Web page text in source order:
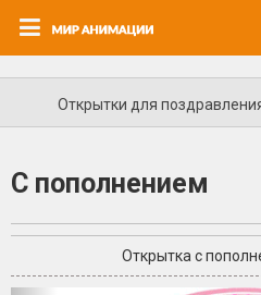
Открытки для
С пополнением
Открытка с